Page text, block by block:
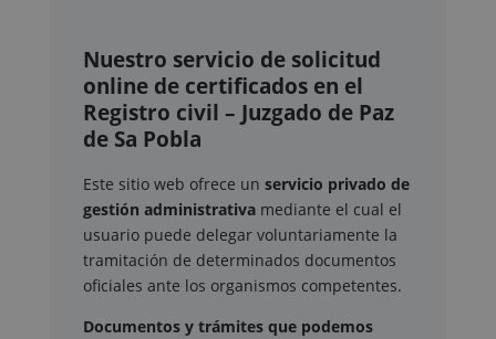
Nuestro servicio de solicitud
online de certificados en el
Registro civil – Juzgado de Paz
de Sa Pobla
Este sitio web ofrece un servicio privado de
gestión administrativa mediante el cual el
usuario puede delegar voluntariamente la
tramitación de determinados documentos
oficiales ante los organismos competentes.
Documentos y trámites que podemos